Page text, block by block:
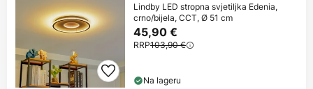
Lindby LED stropna svjetiljka Edenia,
crno/bijela, CCT, Ø 51 cm
45,90 €
RRP103,90 €
Na lageru